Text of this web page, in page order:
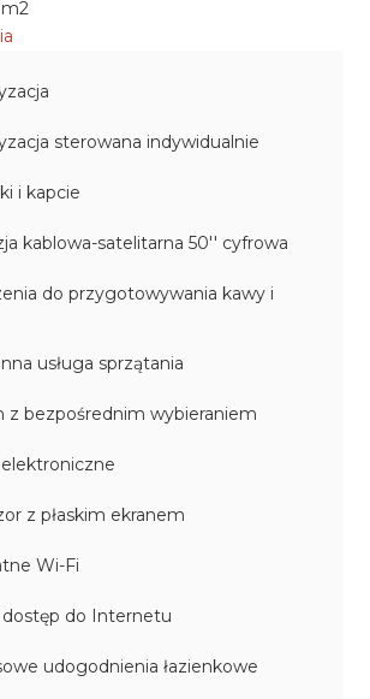
sterowana indywidualnie
i kapcie
kablowa-satelitarna 50'' cyfrowa
do przygotowywania kawy i
usługa sprzątania
z bezpośrednim wybieraniem
z płaskim ekranem
Wi-Fi
dostęp do Internetu
udogodnienia łazienkowe